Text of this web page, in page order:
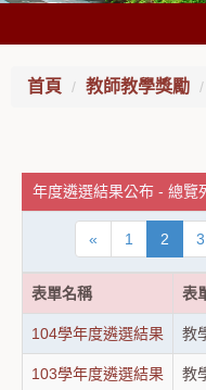
首頁 教師教學獎勵
年度遴選結果公布 - 總覽
« 1 2 3
表單名稱 表
104學年度遴選結果 教
103學年度遴選結果 教